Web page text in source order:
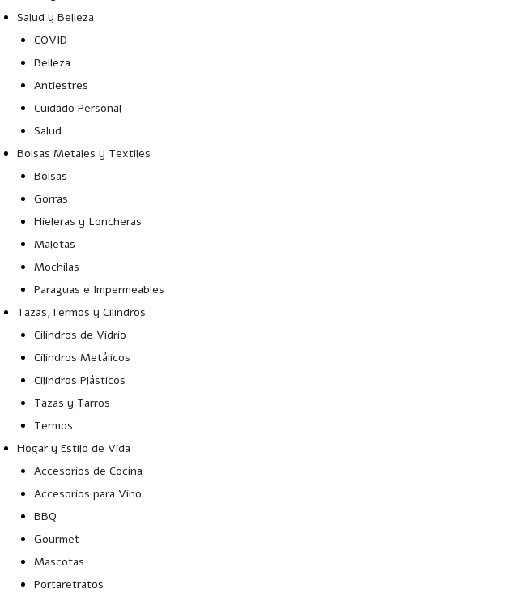
Salud y Belleza
COVID
Belleza
Antiestres
Cuidado Personal
Salud
Bolsas Metales y Textiles
Bolsas
Gorras
Hieleras y Loncheras
Maletas
Mochilas
Paraguas e Impermeables
Tazas,Termos y Cilindros
Cilindros de Vidrio
Cilindros Metálicos
Cilindros Plásticos
Tazas y Tarros
Termos
Hogar y Estilo de Vida
Accesorios de Cocina
Accesorios para Vino
BBQ
Gourmet
Mascotas
Portaretratos